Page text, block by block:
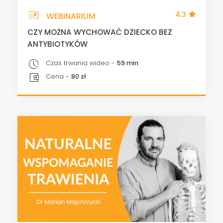
cast_for_education WEBINARIUM 4.3
CZY MOŻNA WYCHOWAĆ DZIECKO BEZ
ANTYBIOTYKÓW
pace Czas trwania wideo - 59 min
account_balance_wallet Cena - 80 zł